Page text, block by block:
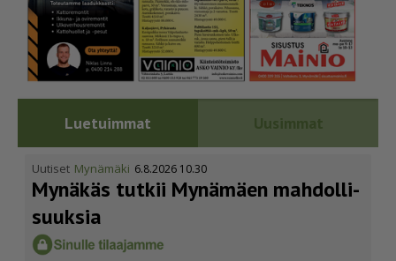
Luetuimmat Uusimmat
Uutiset Mynämäki 6.8.2026 10.30
Mynäkäs tutkii Mynämäen mahdol­li­
suuksia